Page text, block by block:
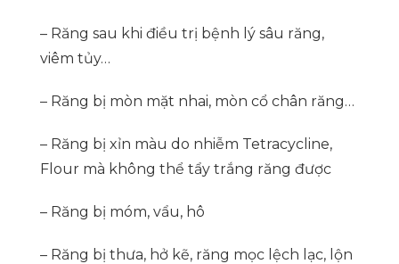
– Răng sau khi điều trị bệnh lý sâu răng,
viêm tủy…
– Răng bị mòn mặt nhai, mòn cổ chân răng…
– Răng bị xỉn màu do nhiễm Tetracycline,
Flour mà không thể tẩy trắng răng được
– Răng bị móm, vẩu, hô
– Răng bị thưa, hở kẽ, răng mọc lệch lạc, lộn